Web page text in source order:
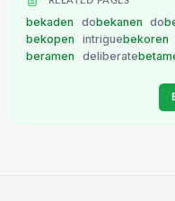
bekaden dobekanen do
bekopen
intriguebekoren
beramen
deliberate